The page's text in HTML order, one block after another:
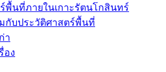
พื้นที่ภายในเกาะรัตนโกสินทร์
กับประวัติศาสตร์พื้นที่
า
อง